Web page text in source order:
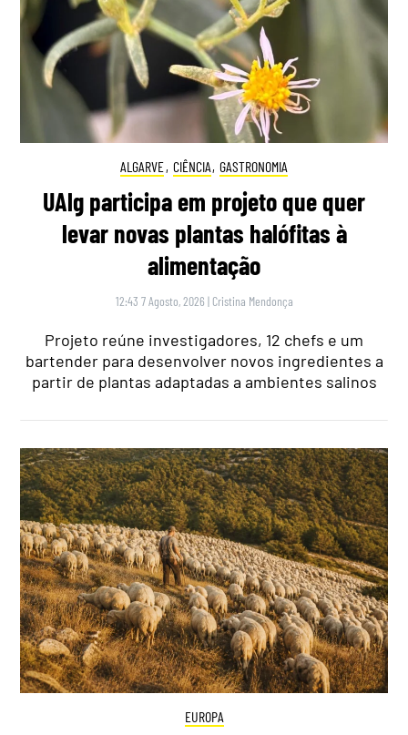
ALGARVE, CIÊNCIA, GASTRONOMIA
UAlg participa em projeto que quer
levar novas plantas halófitas à
alimentação
12:43 7 Agosto, 2026 | Cristina Mendonça
Projeto reúne investigadores, 12 chefs e um
bartender para desenvolver novos ingredientes a
partir de plantas adaptadas a ambientes salinos
EUROPA